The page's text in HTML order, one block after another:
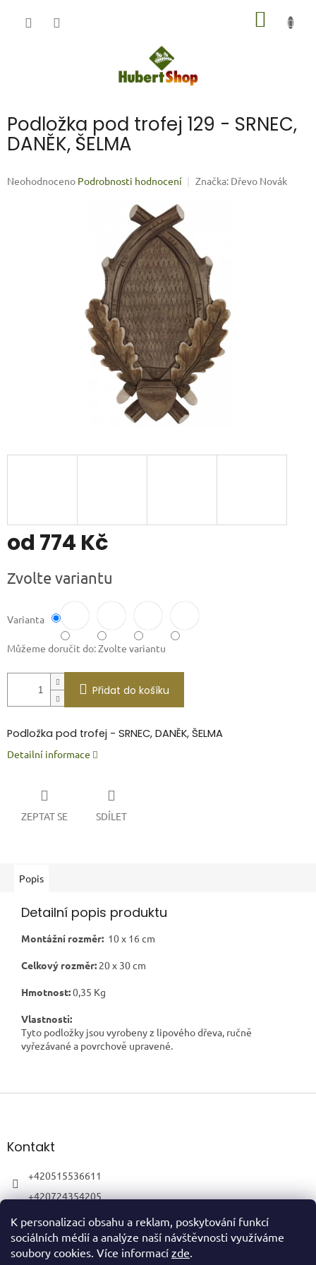
K personalizaci obsahu a reklam, poskytování funkcí
sociálních médií a analýze naší návštěvnosti využíváme
soubory cookies. Více informací zde.
Podložka pod trofej 129 - SRNEC,
DANĚK, ŠELMA
Průměrné
Neohodnoceno Podrobnosti hodnocení Značka: Dřevo Novák
od 774 Kč
cena:
Zvolte variantu
Varianta
Můžeme doručit do:Zvolte variantu
Přidat do košíku
Podložka pod trofej - SRNEC, DANĚK, ŠELMA
Detailní informace
ZEPTAT SE SDÍLET
Popis
Detailní popis produktu
Montážní rozměr: 10 x 16 cm
Celkový rozměr: 20x 30 cm
Hmotnost:0,35 Kg
Vlastnosti:
Tyto podložky jsou vyrobeny z lipového dřeva, ručně
vyřezávané a povrchově upravené.
Z
aKontakt
+420515536611
+420724354205